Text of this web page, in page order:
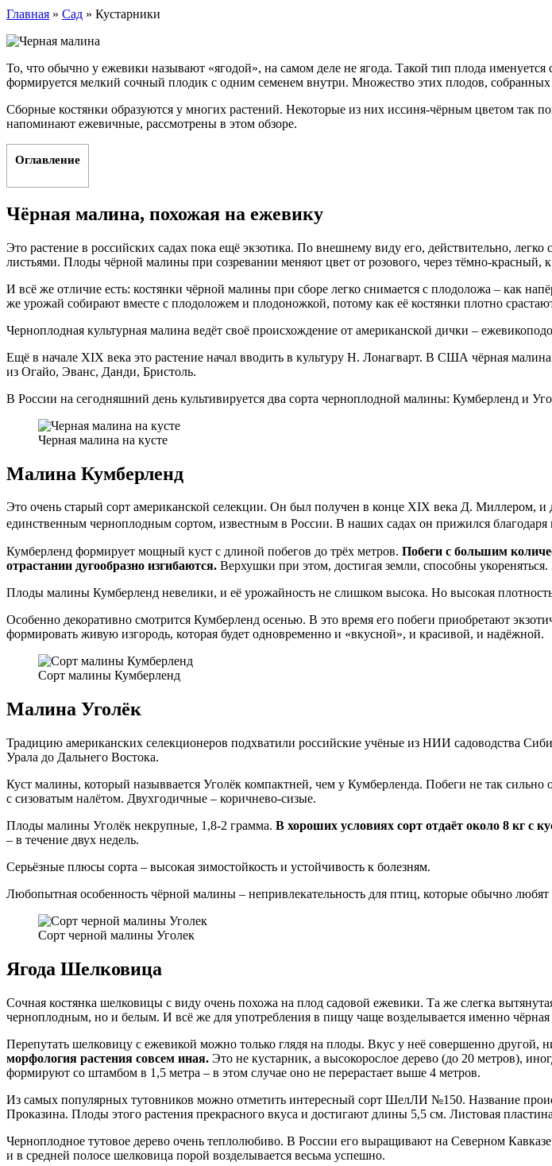
Главная » Сад » Кустарники
То, что обычно у ежевики называют «ягодой», на самом деле не ягода. Такой тип плода
формируется мелкий сочный плодик с одним семенем внутри. Множество этих плодов, собранных
Сборные костянки образуются у многих растений. Некоторые из них иссиня-чёрным цветом так
напоминают ежевичные, рассмотрены в этом обзоре.
Оглавление
Чёрная малина, похожая на ежевику
Это растение в российских садах пока ещё экзотика. По внешнему виду его, действительно,
листьями. Плоды чёрной малины при созревании меняют цвет от розового, через тёмно-
И всё же отличие есть: костянки чёрной малины при сборе легко снимается с плодоложа – как
же урожай собирают вместе с плодоложем и плодоножкой, потому как её костянки плотно
Черноплодная культурная малина ведёт своё происхождение от американской дички –
Ещё в начале XIX века это растение начал вводить в культуру Н. Лонагварт. В США чёрная
из Огайо, Эванс, Данди, Бристоль.
В России на сегодняшний день культивируется два сорта черноплодной малины: Кумберленд и
Черная малина на кусте
Малина Кумберленд
Это очень старый сорт американской селекции. Он был получен в конце XIX века Д. Миллером,
единственным черноплодным сортом, известным в России. В наших садах он прижился
Кумберленд формирует мощный куст с длиной побегов до трёх метров. Побеги с большим
отрастании дугообразно изгибаются. Верхушки при этом, достигая земли, способны
Плоды малины Кумберленд невелики, и её урожайность не слишком высока. Но высокая
Особенно декоративно смотрится Кумберленд осенью. В это время его побеги приобретают
формировать живую изгородь, которая будет одновременно и «вкусной», и красивой, и надёжной.
Сорт малины Кумберленд
Малина Уголёк
Традицию американских селекционеров подхватили российские учёные из НИИ садоводства
Урала до Дальнего Востока.
Куст малины, который назыввается Уголёк компактней, чем у Кумберленда. Побеги не так
с сизоватым налётом. Двухгодичные – коричнево-сизые.
Плоды малины Уголёк некрупные, 1,8-2 грамма. В хороших условиях сорт отдаёт около 8 кг с
– в течение двух недель.
Серьёзные плюсы сорта – высокая зимостойкость и устойчивость к болезням.
Любопытная особенность чёрной малины – непривлекательность для птиц, которые обычно
Сорт черной малины Уголек
Ягода Шелковица
Сочная костянка шелковицы с виду очень похожа на плод садовой ежевики. Та же слегка
черноплодным, но и белым. И всё же для употребления в пищу чаще возделывается именно
Перепутать шелковицу с ежевикой можно только глядя на плоды. Вкус у неё совершенно
морфология растения совсем иная. Это не кустарник, а высокорослое дерево (до 20 метров),
формируют со штамбом в 1,5 метра – в этом случае оно не перерастает выше 4 метров.
Из самых популярных тутовников можно отметить интересный сорт ШелЛИ №150. Название
Проказина. Плоды этого растения прекрасного вкуса и достигают длины 5,5 см. Листовая
Черноплодное тутовое дерево очень теплолюбиво. В России его выращивают на Северном
и в средней полосе шелковица порой возделывается весьма успешно.